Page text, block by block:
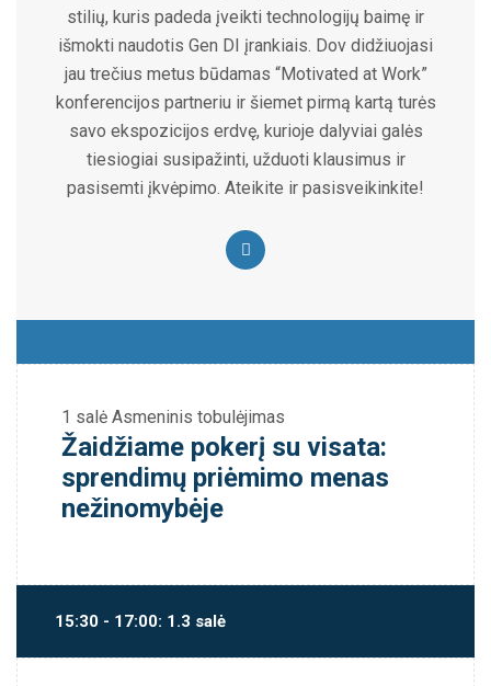
stilių, kuris padeda įveikti technologijų baimę ir
išmokti naudotis Gen DI įrankiais. Dov didžiuojasi
jau trečius metus būdamas “Motivated at Work”
konferencijos partneriu ir šiemet pirmą kartą turės
savo ekspozicijos erdvę, kurioje dalyviai galės
tiesiogiai susipažinti, užduoti klausimus ir
pasisemti įkvėpimo. Ateikite ir pasisveikinkite!
1 salė Asmeninis tobulėjimas
Žaidžiame pokerį su visata:
sprendimų priėmimo menas
nežinomybėje
15:30 - 17:00: 1.3 salė